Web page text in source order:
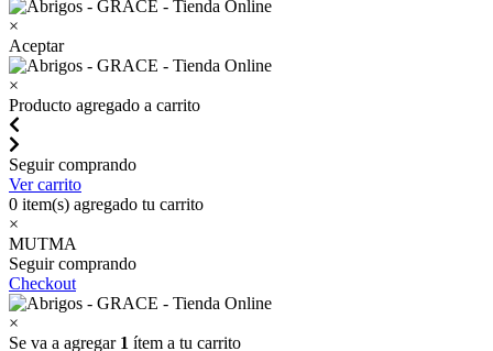
×
Aceptar
×
Producto agregado a carrito
Seguir comprando
Ver carrito
0 item(s) agregado tu carrito
×
MUTMA
Seguir comprando
Checkout
×
Se va a agregar 1 ítem a tu carrito